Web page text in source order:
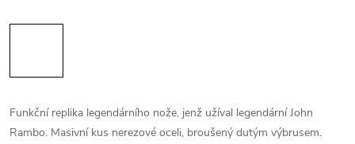
Funkční replika legendárního nože, jenž užíval legendární John
Rambo. Masivní kus nerezové oceli, broušený dutým výbrusem.